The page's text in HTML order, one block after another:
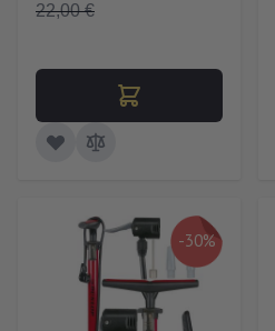
22,00 €
-30%